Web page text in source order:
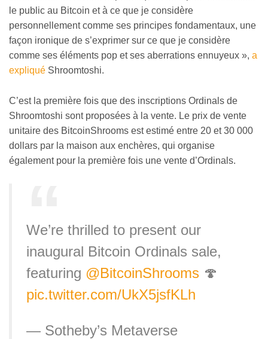
le public au Bitcoin et à ce que je considère
personnellement comme ses principes fondamentaux, une
façon ironique de s’exprimer sur ce que je considère
comme ses éléments pop et ses aberrations ennuyeux », a
expliqué Shroomtoshi.
C’est la première fois que des inscriptions Ordinals de
Shroomtoshi sont proposées à la vente. Le prix de vente
unitaire des BitcoinShrooms est estimé entre 20 et 30 000
dollars par la maison aux enchères, qui organise
également pour la première fois une vente d’Ordinals.
We’re thrilled to present our
inaugural Bitcoin Ordinals sale,
featuring @BitcoinShrooms 🍄
pic.twitter.com/UkX5jsfKLh
— Sotheby’s Metaverse